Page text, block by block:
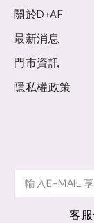
關於D+AF
最新消息
門市資訊
隱私權政策
客